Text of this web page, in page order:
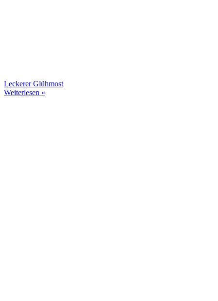
Leckerer Glühmost
Weiterlesen »